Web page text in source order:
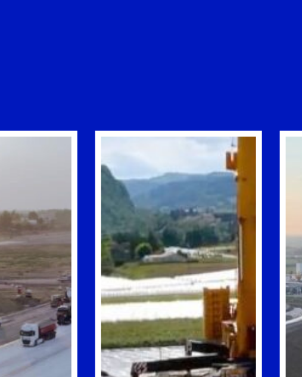
COSTRUZIONE
MANUTENZIONE
DI
PONTI,
VIADOTTI,
GALLERIE
E
SOTTOPASSI